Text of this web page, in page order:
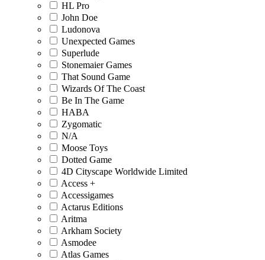
HL Pro
John Doe
Ludonova
Unexpected Games
Superlude
Stonemaier Games
That Sound Game
Wizards Of The Coast
Be In The Game
HABA
Zygomatic
N/A
Moose Toys
Dotted Game
4D Cityscape Worldwide Limited
Access +
Accessigames
Actarus Editions
Aritma
Arkham Society
Asmodee
Atlas Games